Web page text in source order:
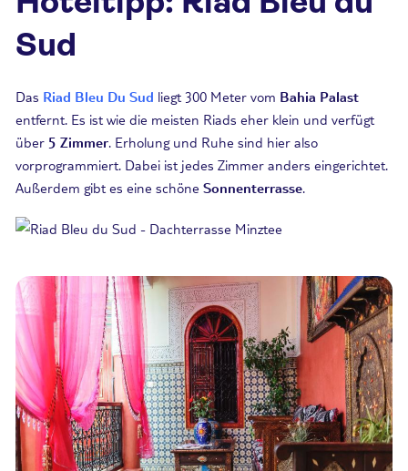
Sud
Das Riad Bleu Du Sud liegt 300 Meter vom Bahia Palast
entfernt. Es ist wie die meisten Riads eher klein und verfügt
über 5 Zimmer. Erholung und Ruhe sind hier also
vorprogrammiert. Dabei ist jedes Zimmer anders eingerichtet.
Außerdem gibt es eine schöne Sonnenterrasse.